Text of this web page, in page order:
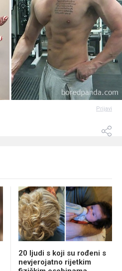
Prijavi
20 ljudi s koji su rođeni s
nevjerojatno rijetkim